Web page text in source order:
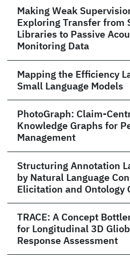
Making Weak
Exploring Transfer from
Libraries to Passive
Monitoring Data
Mapping the Efficiency
Small Language Models
PhotoGraph: Claim-
Knowledge Graphs for
Management
Structuring Annotation
by Natural Language
Elicitation and Ontology
TRACE: A Concept
for Longitudinal 3D
Response Assessment